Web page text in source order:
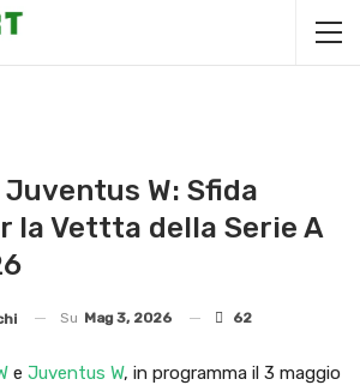
Juventus W: Sfida
la Vettta della Serie A
Su Mag 3, 2026 62
e Juventus W, in programma il 3 maggio